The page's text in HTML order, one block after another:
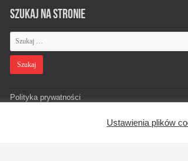
Szukaj na stronie
Polityka prywatności
Ustawienia plików